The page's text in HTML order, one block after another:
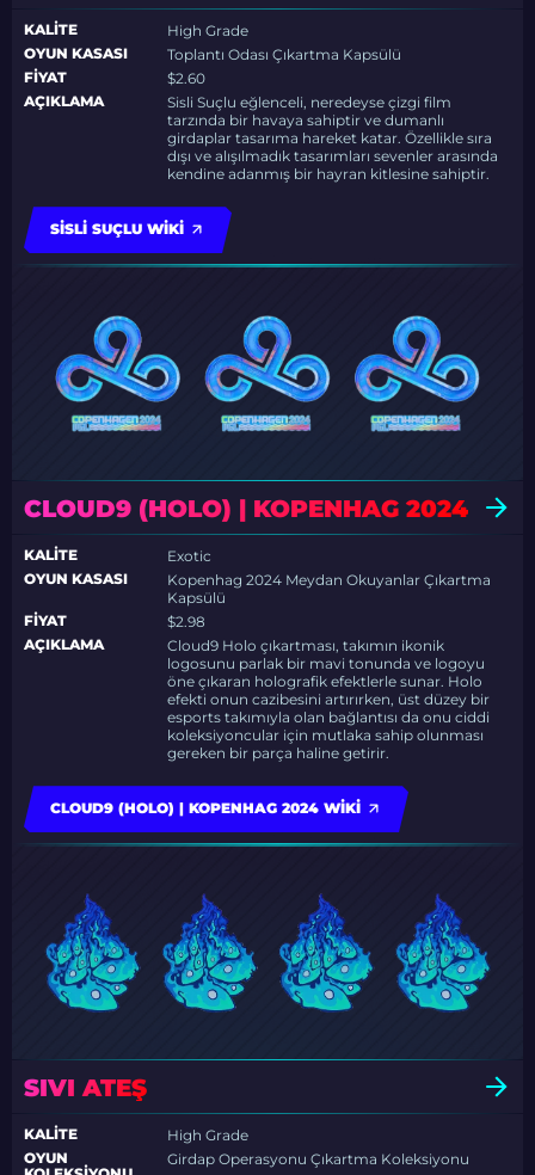
KALITE
High Grade
OYUN KASASI
Toplantı Odası Çıkartma Kapsülü
FIYAT
$2.60
AÇIKLAMA
Sisli Suçlu eğlenceli, neredeyse çizgi film
tarzında bir havaya sahiptir ve dumanlı
girdaplar tasarıma hareket katar. Özellikle sıra
dışı ve alışılmadık tasarımları sevenler arasında
kendine adanmış bir hayran kitlesine sahiptir.
SISLI SUÇLU WIKI
CLOUD9 (HOLO) | KOPENHAG 2024
KALITE
Exotic
OYUN KASASI
Kopenhag 2024 Meydan Okuyanlar Çıkartma
Kapsülü
FIYAT
$2.98
AÇIKLAMA
Cloud9 Holo çıkartması, takımın ikonik
logosunu parlak bir mavi tonunda ve logoyu
öne çıkaran holografik efektlerle sunar. Holo
efekti onun cazibesini artırırken, üst düzey bir
esports takımıyla olan bağlantısı da onu ciddi
koleksiyoncular için mutlaka sahip olunması
gereken bir parça haline getirir.
CLOUD9 (HOLO) | KOPENHAG 2024 WIKI
SIVI ATEŞ
KALITE
High Grade
OYUN
Girdap Operasyonu Çıkartma Koleksiyonu